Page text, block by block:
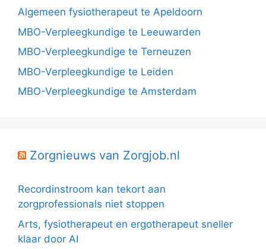
Algemeen fysiotherapeut te Apeldoorn
MBO-Verpleegkundige te Leeuwarden
MBO-Verpleegkundige te Terneuzen
MBO-Verpleegkundige te Leiden
MBO-Verpleegkundige te Amsterdam
Zorgnieuws van Zorgjob.nl
Recordinstroom kan tekort aan
zorgprofessionals niet stoppen
Arts, fysiotherapeut en ergotherapeut sneller
klaar door AI